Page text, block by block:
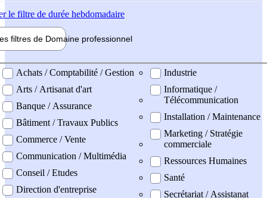
le filtre de durée hebdomadaire
filtres de Domaine professionnel
professionel
Achats / Comptabilité / Gestion
Arts / Artisanat d'art
Banque / Assurance
Bâtiment / Travaux Publics
Commerce / Vente
Communication / Multimédia
Conseil / Etudes
Direction d'entreprise
Industrie
Informatique /
Télécommunication
Installation / Maintenance
Marketing / Stratégie
commerciale
Ressources Humaines
Santé
Secrétariat / Assistanat